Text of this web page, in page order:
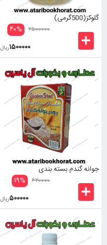
گلوکز(500گرمی)
۲۵۰۰۰۰۰ ۴۰%
۱۵۰۰۰۰۰ریال
جوانه گندم بسته بندی
۶۲۰۰۰۰ ۱۹%
۵۰۰۰۰۰ریال